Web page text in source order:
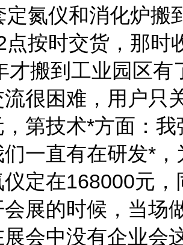
定氮仪和消化炉搬
点按时交货，那时
才搬到工业园区
流很困难，用户只
，第技术*方面：
一直有在研发*
仪定在168000元
会展的时候，当场
展会中没有企业会